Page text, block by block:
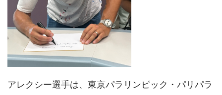
アレクシー選手は、東京パラリンピック・パリパラ